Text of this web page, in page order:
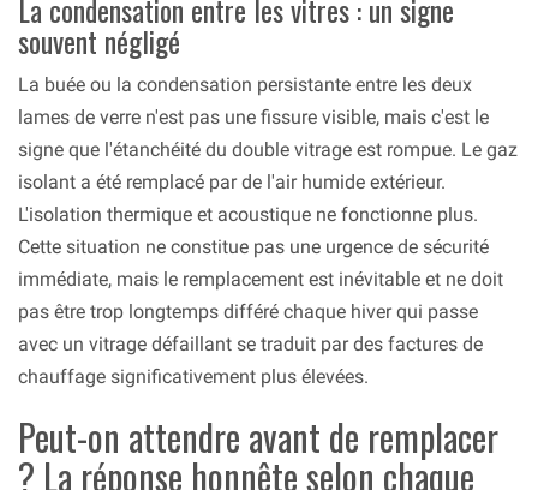
La condensation entre les vitres : un signe
souvent négligé
La buée ou la condensation persistante entre les deux
lames de verre n'est pas une fissure visible, mais c'est le
signe que l'étanchéité du double vitrage est rompue. Le gaz
isolant a été remplacé par de l'air humide extérieur.
L'isolation thermique et acoustique ne fonctionne plus.
Cette situation ne constitue pas une urgence de sécurité
immédiate, mais le remplacement est inévitable et ne doit
pas être trop longtemps différé chaque hiver qui passe
avec un vitrage défaillant se traduit par des factures de
chauffage significativement plus élevées.
Peut-on attendre avant de remplacer
? La réponse honnête selon chaque